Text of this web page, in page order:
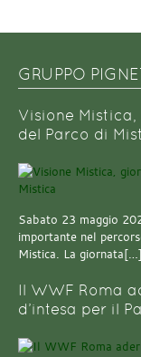
GRUPPO
Visione
del Parco di
Sabato 23 maggio
importante nel
Mistica. La giornata[…]
Il WWF Roma
d’intesa per il